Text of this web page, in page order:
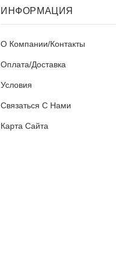
ИНФОРМАЦИЯ
О Компании/Контакты
Оплата/Доставка
Условия
Связаться С Нами
Карта Сайта